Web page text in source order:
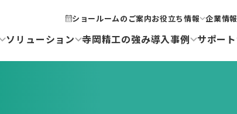
ショールームのご案内お役立ち情報 企業情報
ソリューション 寺岡精工の強み導入事例 サポート